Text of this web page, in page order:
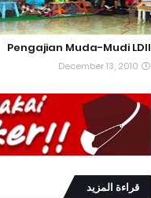
Pengajian Muda-Mudi LDII
December 13, 2010
قراءة المزيد